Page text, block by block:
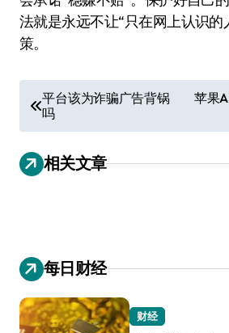
法就是永远不让“只在网上认识的
策。
章
导
航
平台该为诈骗广告背锅
吗
苹果
相关文章
每日财经
财经